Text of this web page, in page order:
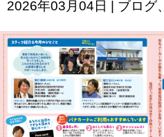
2026年03月04日 ブログ、